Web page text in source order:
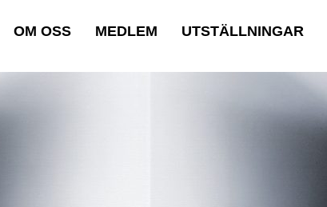
OM OSS MEDLEM UTSTÄLLNINGAR